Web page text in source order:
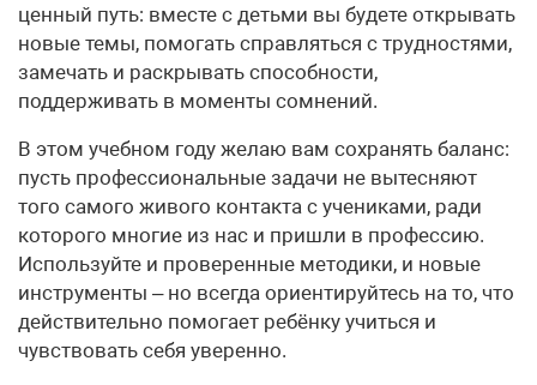
ценный путь: вместе с детьми вы будете открывать
новые темы, помогать справляться с трудностями,
замечать и раскрывать способности,
поддерживать в моменты сомнений.
В этом учебном году желаю вам сохранять баланс:
пусть профессиональные задачи не вытесняют
того самого живого контакта с учениками, ради
которого многие из нас и пришли в профессию.
Используйте и проверенные методики, и новые
инструменты – но всегда ориентируйтесь на то, что
действительно помогает ребёнку учиться и
чувствовать себя уверенно.